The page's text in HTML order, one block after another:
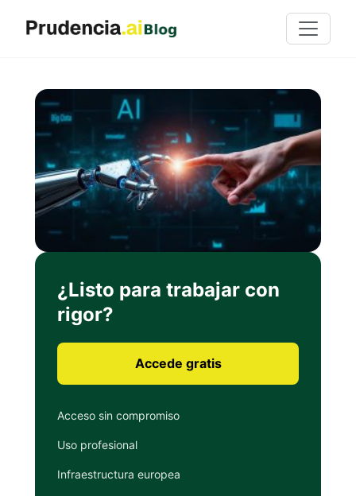
¿Listo para trabajar con
rigor?
Accede gratis
Acceso sin compromiso
Uso profesional
Infraestructura europea